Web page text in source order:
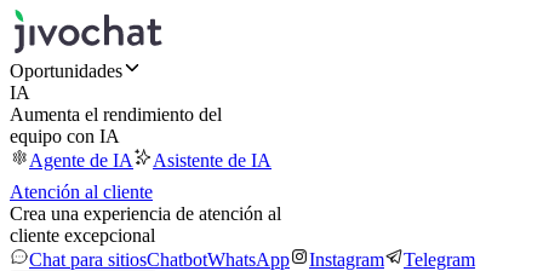
Oportunidades
IA
Aumenta el rendimiento del
equipo con IA
Agente de IA
Asistente de IA
Atención al cliente
Crea una experiencia de atención al
cliente excepcional
Chat para sitiosChatbotWhatsApp Instagram Telegram